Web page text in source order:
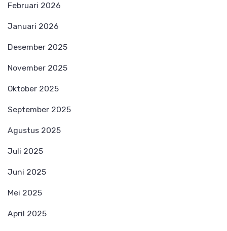
Februari 2026
Januari 2026
Desember 2025
November 2025
Oktober 2025
September 2025
Agustus 2025
Juli 2025
Juni 2025
Mei 2025
April 2025